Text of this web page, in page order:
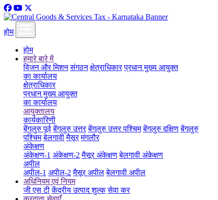
होम
होम
हमारे बारे में
विजन और मिशन संगठन क्षेत्राधिकार प्रधान मुख्य आयुक्त
का कार्यालय
क्षेत्राधिकार
प्रधान मुख्य आयुक्त
का कार्यालय
आयुक्तालय
कार्यकारिणी
बेंगलुरु पूर्व बेंगलुरु उत्तर बेंगलुरु उत्तर पश्चिम बेंगलुरु दक्षिण बेंगलुरु
पश्चिम बेलगावी मैसूर मंगलौर
अंकेक्षण
अंकेक्षण-1 अंकेक्षण-2 मैसूर अंकेक्षण बेलगावी अंकेक्षण
अपील
अपील-1 अपील-2 मैसूर अपील बेलगावी अपील
अधिनियम एवं नियम
जी एस टी केंद्रीय उत्पाद शुल्क सेवा कर